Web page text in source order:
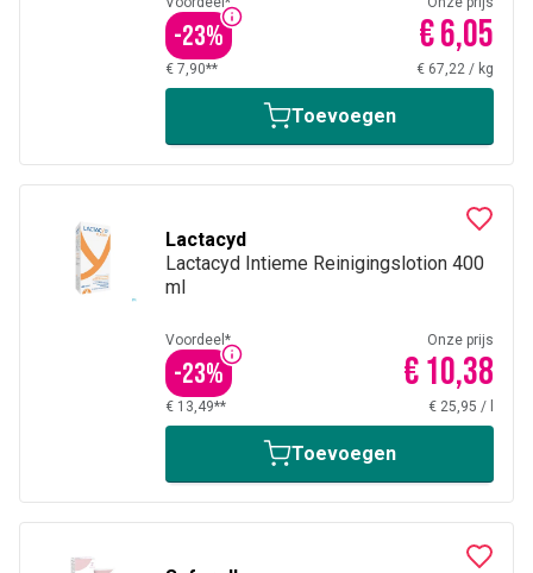
-23% € 6,05
€ 7,90** € 67,22 / kg
Toevoegen
Lactacyd
Lactacyd Intieme Reinigingslotion 400
ml
Voordeel*
-23%
Onze prijs
€ 10,38
€ 13,49** € 25,95 /
Toevoegen